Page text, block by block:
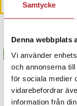
Samtycke
Denna webbplats
Vi använder
och annonserna
för sociala medier
vidarebefordrar
information från
Senast besökta
BÄSTSÄLJARE